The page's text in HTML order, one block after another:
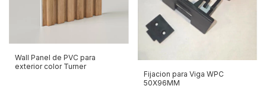
Wall Panel de PVC para
exterior color Turner
Fijacion para Viga WPC
50X96MM